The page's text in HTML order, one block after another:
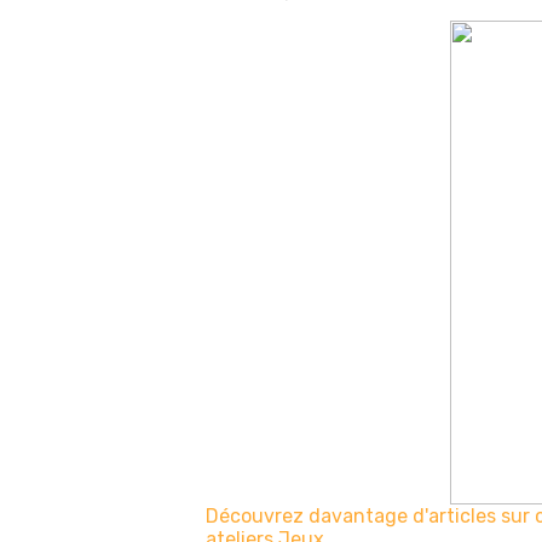
Découvrez davantage d'articles sur